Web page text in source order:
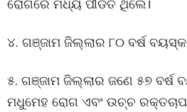
ରୋଗରେ ମଧ୍ୟ ପୀଡିତ ଥିଲେ।
୪. ଗଞ୍ଜାମ ଜିଲ୍ଲାର ୮୦ ବର୍ଷ
୫. ଗଞ୍ଜାମ ଜିଲ୍ଲାର ଜଣେ ୫୭ ବର୍ଷ
ମଧୁମେହ ରୋଗ ଏବଂ ଉଚ୍ଚ